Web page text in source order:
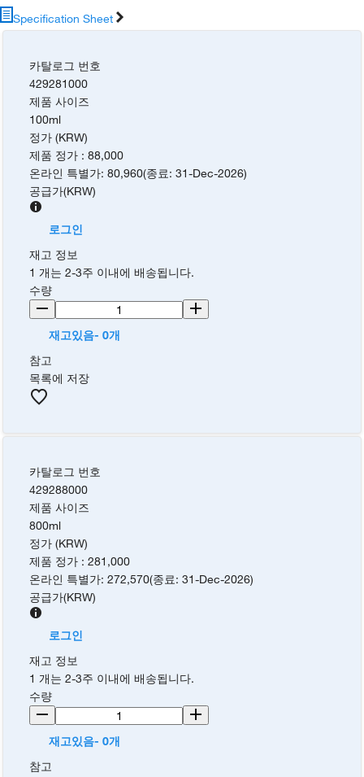
Specification Sheet
카탈로그 번호
429281000
제품 사이즈
100ml
정가 (KRW)
제품 정가 :88,000
온라인 특별가:80,960(종료:31-Dec-2026)
공급가(KRW)
로그인
재고 정보
1 개는 2-3주 이내에 배송됩니다.
수량
재고있음- 0개
참고
목록에 저장
카탈로그 번호
429288000
제품 사이즈
800ml
정가 (KRW)
제품 정가 :281,000
온라인 특별가:272,570(종료:31-Dec-2026)
공급가(KRW)
로그인
재고 정보
1 개는 2-3주 이내에 배송됩니다.
수량
재고있음- 0개
참고